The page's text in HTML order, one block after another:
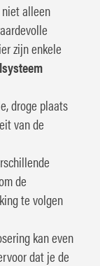
alleen
zijn enkele
droge plaats
van de
de
te volgen
kan even
dat je de